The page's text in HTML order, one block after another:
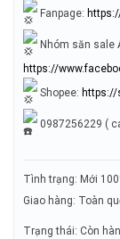
Fanpage:
Nhóm săn sale
https://
Shopee: https://
0987256229 (
Tình trạng: Mới
Giao hàng: Toàn
Trạng thái: Còn